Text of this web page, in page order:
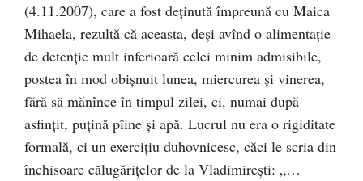
(4.11.2007), care a fost deţinută împreună cu Maica
Mihaela, rezultă că aceasta, deşi avînd o alimentaţie
de detenţie mult inferioară celei minim admisibile,
postea în mod obişnuit lunea, miercurea şi vinerea,
fără să mănînce în timpul zilei, ci, numai după
asfinţit, puţină pîine şi apă. Lucrul nu era o rigiditate
formală, ci un exerciţiu duhovnicesc, căci le scria din
închisoare călugăriţelor de la Vladimireşti: „…